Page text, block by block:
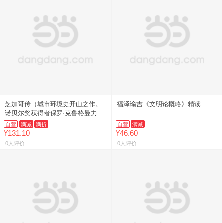
芝加哥传（城市环境史开山之作。
诺贝尔奖获得者保罗·克鲁格曼力
荐。）
自营 满减 满折
¥131.10
0人评价
福泽谕吉《文明论概略》精读
自营 满减
¥46.60
0人评价